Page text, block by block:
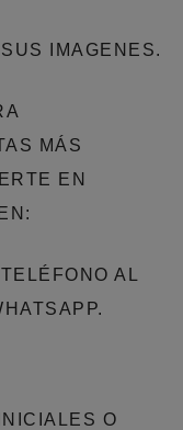
IMAGENES.
MÁS
EN
AL
O